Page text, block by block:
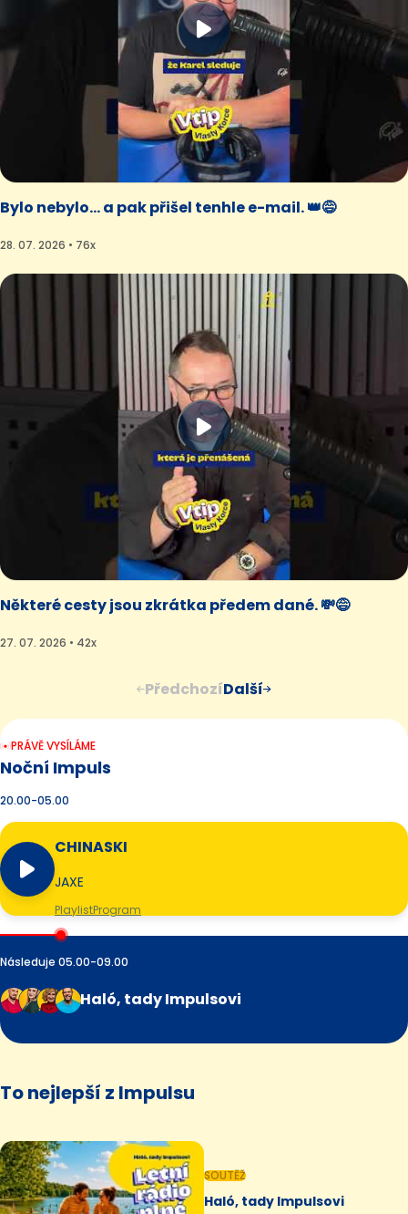
Bylo nebylo… a pak přišel tenhle e-mail. 👑😅
28. 07. 2026 • 76x
Některé cesty jsou zkrátka předem dané. 💸😅
27. 07. 2026 • 42x
PředchozíDalší
PRÁVĚ VYSÍLÁME
Noční Impuls
20.00-05.00
CHINASKI
JAXE
PlaylistProgram
Následuje 05.00-09.00
Haló, tady Impulsovi
To nejlepší z Impulsu
SOUTĚŽ
Haló, tady Impulsovi